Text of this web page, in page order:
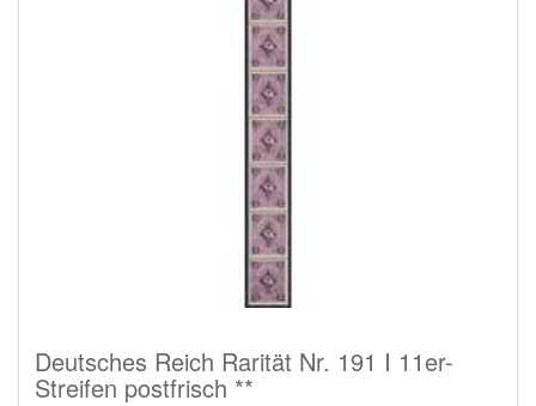
Deutsches Reich Rarität Nr. 191 I 11er-
Streifen postfrisch **